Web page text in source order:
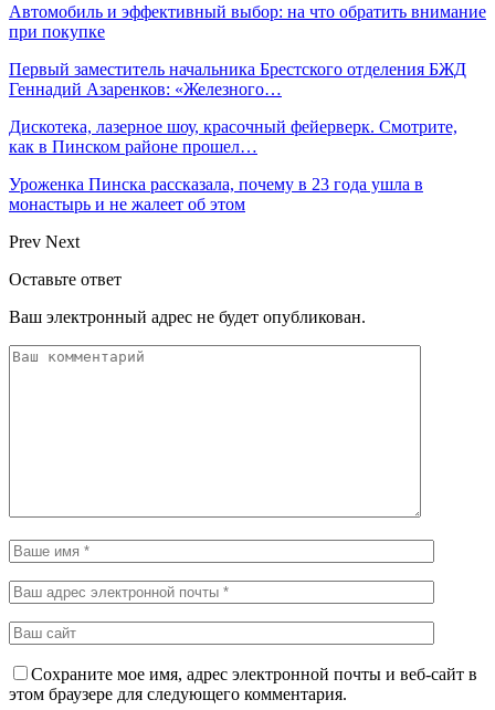
Автомобиль и эффективный выбор: на что обратить внимание
при покупке
Первый заместитель начальника Брестского отделения БЖД
Геннадий Азаренков: «Железного…
Дискотека, лазерное шоу, красочный фейерверк. Смотрите,
как в Пинском районе прошел…
Уроженка Пинска рассказала, почему в 23 года ушла в
монастырь и не жалеет об этом
Prev Next
Оставьте ответ
Ваш электронный адрес не будет опубликован.
Сохраните мое имя, адрес электронной почты и веб-сайт в
этом браузере для следующего комментария.